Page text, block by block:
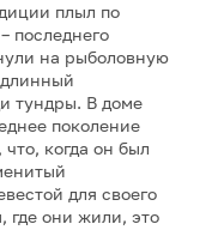
плыл по
последнего
на рыболовную
тундры. В доме
поколение
когда он был
для своего
где они жили, это